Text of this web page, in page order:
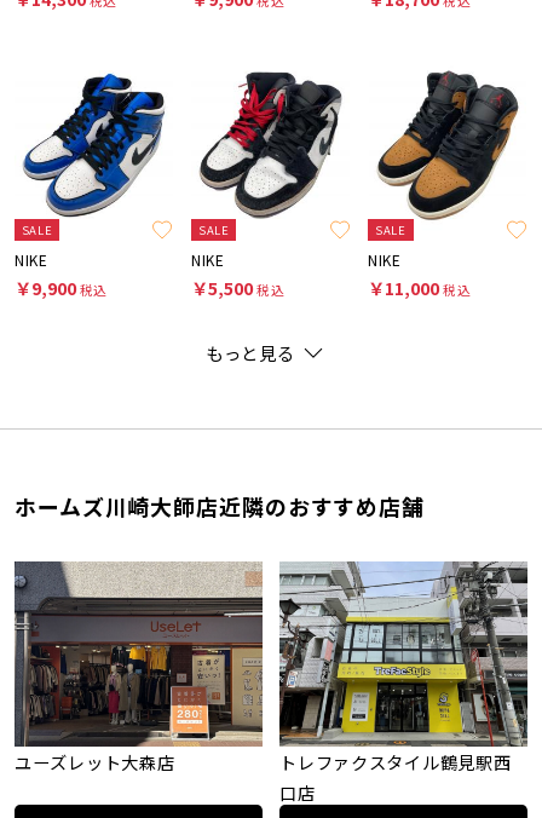
SALE
NIKE
￥9,900税込
SALE
NIKE
￥5,500税込
SALE
NIKE
￥11,000税込
もっと見る
ホームズ川崎大師店近隣のおすすめ店舗
ユーズレット大森店
トレファクスタイル鶴見駅西
口店